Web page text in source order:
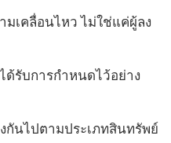
มเคลื่อนไหว ไม่ใช่แค่ผู้ลง
ด้รับการกำหนดไว้อย่าง
กันไปตามประเภทสินทรัพย์